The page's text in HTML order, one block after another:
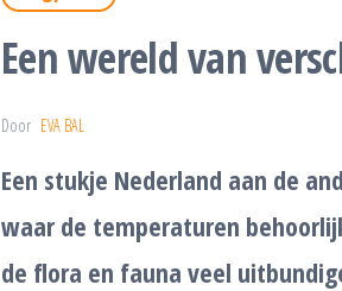
Een wereld van
Door EVA BAL
Een stukje Nederland aan de
waar de temperaturen
de flora en fauna veel